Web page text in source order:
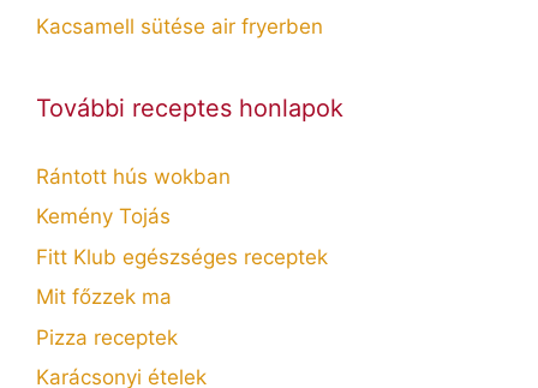
Kacsamell sütése air fryerben
További receptes honlapok
Rántott hús wokban
Kemény Tojás
Fitt Klub egészséges receptek
Mit főzzek ma
Pizza receptek
Karácsonyi ételek